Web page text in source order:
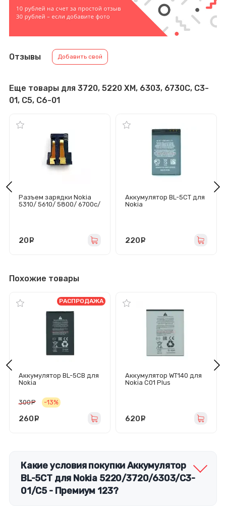
Отзывы Добавить свой
Еще товары для 3720, 5220 XM, 6303, 6730C, C3-
01, C5, C6-01
Разъем зарядки Nokia
5310/ 5610/ 5800/ 6700c/
20
Аккумулятор BL-5CT для
Nokia
220
Похожие товары
Аккумулятор BL-5CB для
Nokia
2017 - Премиум
РАСПРОДАЖА
300 руб.
-13%
260
Аккумулятор WT140 для
Nokia C01 Plus
620
Какие условия покупки Аккумулятор
BL-5CT для Nokia 5220/3720/6303/C3-
01/C5 - Премиум 123?